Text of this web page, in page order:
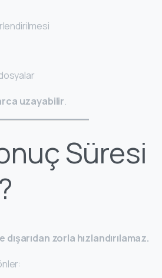
uzayabilir.
Süresi
zorla hızlandırılamaz.